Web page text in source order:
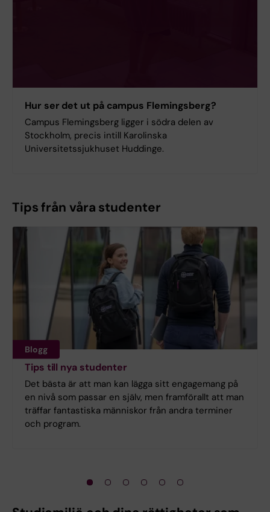
Hur ser det ut på campus Flemingsberg?
Campus Flemingsberg ligger i södra delen av
Stockholm, precis intill Karolinska
Universitetssjukhuset Huddinge.
Tips från våra studenter
Blogg
Tips till nya studenter
Det bästa är att man kan lägga sitt engagemang på
en nivå som passar en själv, men framförallt att man
träffar fantastiska människor från andra terminer
och program.